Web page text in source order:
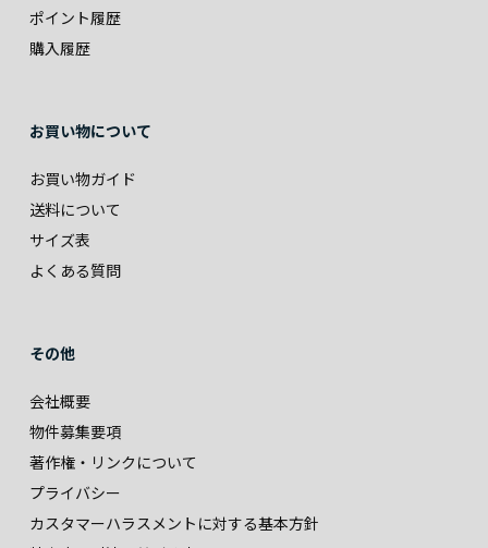
ポイント履歴
購入履歴
お買い物について
お買い物ガイド
送料について
サイズ表
よくある質問
その他
会社概要
物件募集要項
著作権・リンクについて
プライバシー
カスタマーハラスメントに対する基本方針